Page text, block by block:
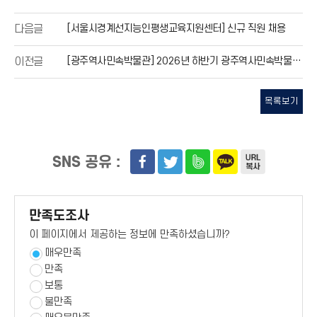
다음글 [서울시경계선지능인평생교육지원센터] 신규 직원 채용
이전글 [광주역사민속박물관] 2026년 하반기 광주역사민속박물관 학예연구실「기간제 연구원」채용
목록보기
SNS 공유 :
만족도조사
이 페이지에서 제공하는 정보에 만족하셨습니까?
매우만족
만족
보통
불만족